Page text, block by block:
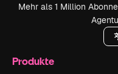
Mehr als 1 Million
Produkte